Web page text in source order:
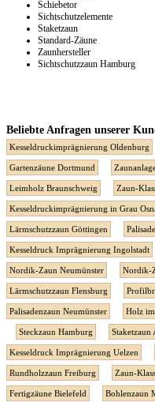
Schiebetor
Sichtschutzelemente
Staketzaun
Standard-Zäune
Zaunhersteller
Sichtschutzzaun Hamburg
Beliebte Anfragen unserer
Kesseldruckimprägnierung Oldenburg
Gartenzäune Dortmund
Leimholz Braunschweig Zaun-
Kesseldruckimprägnierung in Grau
Lärmschutzzaun Göttingen
Kesseldruck Imprägnierung Ingolstadt
Nordik-Zaun Neumünster Nordik-
Lärmschutzzaun Flensburg
Palisadenzaun Neumünster Holz
Steckzaun Hamburg Staketzaun
Kesseldruck Imprägnierung Uelzen
Rundholzzaun Freiburg Zaun-
Fertigzäune Bielefeld Bohlenzaun